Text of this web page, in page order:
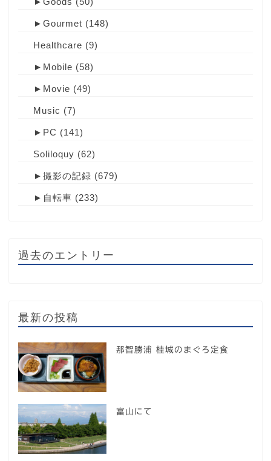
► Gourmet (148)
Healthcare (9)
► Mobile (58)
► Movie (49)
Music (7)
► PC (141)
Soliloquy (62)
► 撮影の記録 (679)
► 自転車 (233)
過去のエントリー
最新の投稿
那智勝浦 桂城のまぐろ定食
富山にて